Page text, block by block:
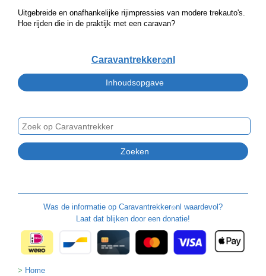
Uitgebreide en onafhankelijke rijimpressies van modere trekauto's.
Hoe rijden die in de praktijk met een caravan?
Caravantrekker🙂nl
Was de informatie op Caravantrekker🙂nl waardevol?
Laat dat blijken door een donatie!
Home